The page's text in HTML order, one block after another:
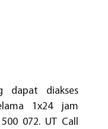
dapat diakses
1x24 jam
072. UT Call